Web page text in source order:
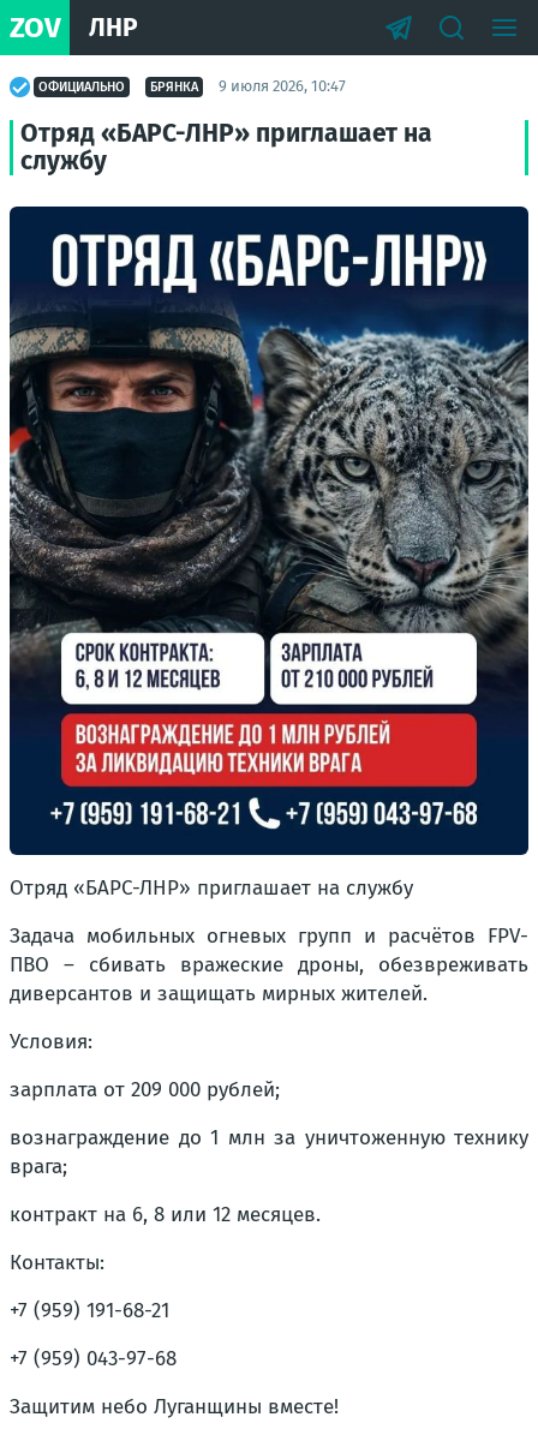
ZOV ЛНР
ОФИЦИАЛЬНО БРЯНКА 9 июля 2026, 10:47
Отряд «БАРС-ЛНР» приглашает на
службу
Отряд «БАРС-ЛНР» приглашает на службу
Задача мобильных огневых групп и расчётов FPV-
ПВО – сбивать вражеские дроны, обезвреживать
диверсантов и защищать мирных жителей.
Условия:
зарплата от 209 000 рублей;
вознаграждение до 1 млн за уничтоженную технику
врага;
контракт на 6, 8 или 12 месяцев.
Контакты:
+7 (959) 191-68-21
+7 (959) 043-97-68
Защитим небо Луганщины вместе!